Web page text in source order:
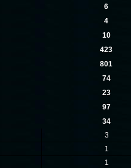
6
4
10
423
801
74
23
97
34
3
1
1